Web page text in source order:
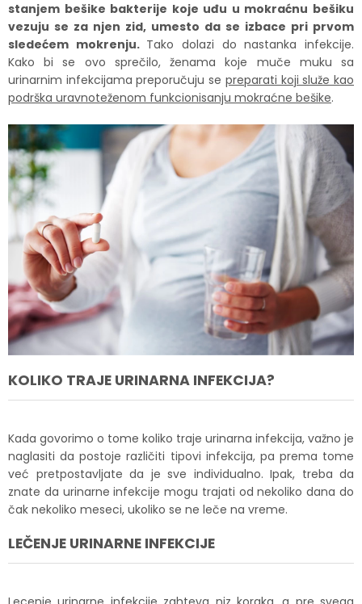
stanjem bešike bakterije koje uđu u mokraćnu bešiku
vezuju se za njen zid, umesto da se izbace pri prvom
sledećem mokrenju. Tako dolazi do nastanka infekcije.
Kako bi se ovo sprečilo, ženama koje muče muku sa
urinarnim infekcijama preporučuju se preparati koji služe kao
podrška uravnoteženom funkcionisanju mokraćne bešike.
KOLIKO TRAJE URINARNA INFEKCIJA?
Kada govorimo o tome koliko traje urinarna infekcija, važno je
naglasiti da postoje različiti tipovi infekcija, pa prema tome
već pretpostavljate da je sve individualno. Ipak, treba da
znate da urinarne infekcije mogu trajati od nekoliko dana do
čak nekoliko meseci, ukoliko se ne leče na vreme.
LEČENJE URINARNE INFEKCIJE